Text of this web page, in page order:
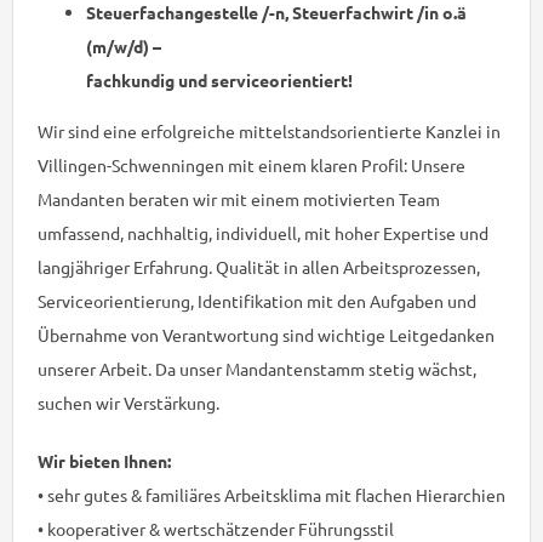
Steuerfachangestelle /-n, Steuerfachwirt /in o.ä
(m/w/d) –
fachkundig und serviceorientiert!
Wir sind eine erfolgreiche mittelstandsorientierte Kanzlei in
Villingen-Schwenningen mit einem klaren Profil: Unsere
Mandanten beraten wir mit einem motivierten Team
umfassend, nachhaltig, individuell, mit hoher Expertise und
langjähriger Erfahrung. Qualität in allen Arbeitsprozessen,
Serviceorientierung, Identifikation mit den Aufgaben und
Übernahme von Verantwortung sind wichtige Leitgedanken
unserer Arbeit. Da unser Mandantenstamm stetig wächst,
suchen wir Verstärkung.
Wir bieten Ihnen:
• sehr gutes & familiäres Arbeitsklima mit flachen Hierarchien
• kooperativer & wertschätzender Führungsstil